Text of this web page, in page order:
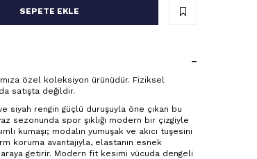
SEPETE EKLE
özel koleksiyon ürünüdür. Fiziksel
satışta değildir.
siyah rengin güçlü duruşuyla öne çıkan bu
sezonunda spor şıklığı modern bir çizgiyle
kumaşı; modalın yumuşak ve akıcı tuşesini
koruma avantajıyla, elastanın esnek
getirir. Modern fit kesimi vücuda dengeli